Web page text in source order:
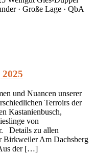
· Große Lage · QbA
und Nuancen unserer
Terroirs der
Kastanienbusch,
von
Details zu allen
Birkweiler Am Dachsberg
der […]